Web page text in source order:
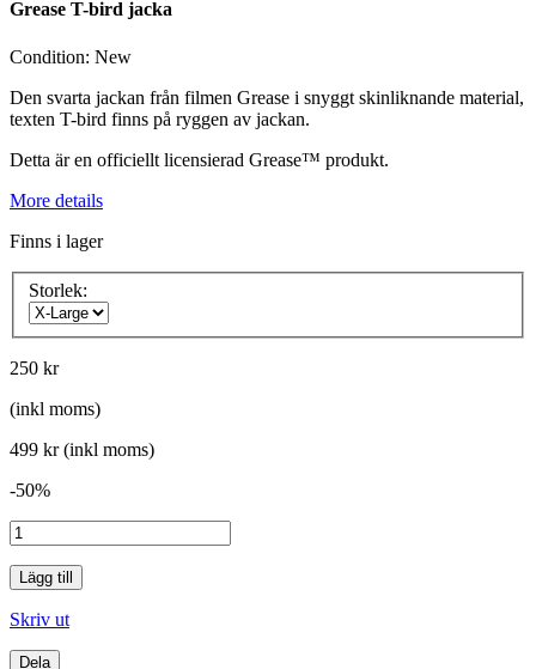
Grease T-bird jacka
Condition: New
Den svarta jackan från filmen Grease i snyggt skinliknande material,
texten T-bird finns på ryggen av jackan.
Detta är en officiellt licensierad Grease™ produkt.
More details
Finns i lager
Storlek:
250 kr
(inkl moms)
499 kr(inkl moms)
-50%
Lägg till
Skriv ut
Dela